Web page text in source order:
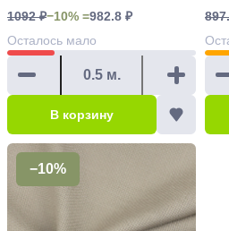
вискоза 3% эластан
1092 ₽−10% =982.8 ₽
Осталось мало
В корзину
−10%